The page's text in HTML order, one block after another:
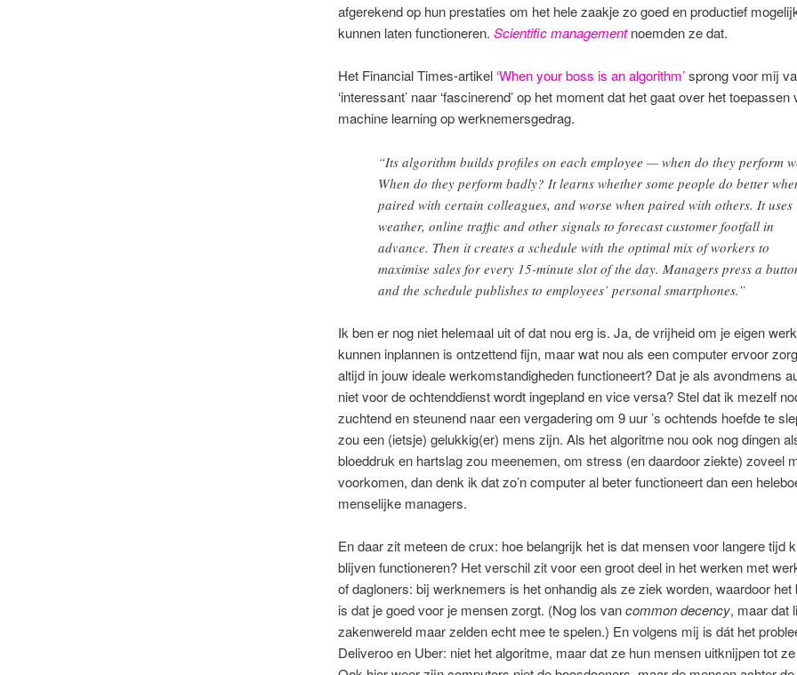
afgerekend op hun prestaties om het hele zaakje zo goed en productief
kunnen laten functioneren. Scientific managementnoemden ze dat.
Het Financial Times-artikel ‘When your boss is an algorithm’sprong voor mij
‘interessant’ naar ‘fascinerend’ op het moment dat het gaat over het toepassen
machine learning op werknemersgedrag.
“Its algorithm builds profiles on each employee — when do they perform
When do they perform badly? It learns whether some people do better
paired with certain colleagues, and worse when paired with others. It uses
weather, online traffic and other signals to forecast customer footfall in
advance. Then it creates a schedule with the optimal mix of workers to
maximise sales for every 15-minute slot of the day. Managers press a
and the schedule publishes to employees’ personal smartphones.”
Ik ben er nog niet helemaal uit of dat nou erg is. Ja, de vrijheid om je eigen
kunnen inplannen is ontzettend fijn, maar wat nou als een computer ervoor
altijd in jouw ideale werkomstandigheden functioneert? Dat je als avondmens
niet voor de ochtenddienst wordt ingepland en vice versa? Stel dat ik mezelf
zuchtend en steunend naar een vergadering om 9 uur ’s ochtends hoefde te
zou een (ietsje) gelukkig(er) mens zijn. Als het algoritme nou ook nog dingen
bloeddruk en hartslag zou meenemen, om stress (en daardoor ziekte) zoveel
voorkomen, dan denk ik dat zo’n computer al beter functioneert dan een
menselijke managers.
En daar zit meteen de crux: hoe belangrijk het is dat mensen voor langere tijd
blijven functioneren? Het verschil zit voor een groot deel in het werken met
of dagloners: bij werknemers is het onhandig als ze ziek worden, waardoor het
is dat je goed voor je mensen zorgt. (Nog los vancommon decency, maar dat
zakenwereld maar zelden echt mee te spelen.) En volgens mij is dát het
Deliveroo en Uber: niet het algoritme, maar dat ze hun mensen uitknijpen tot